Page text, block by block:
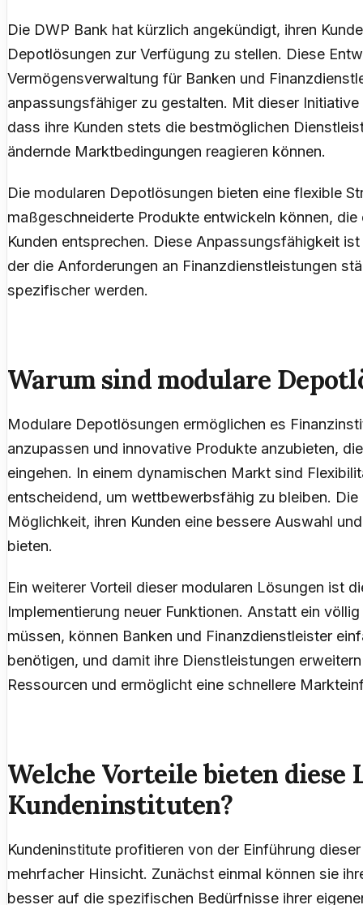
Die DWP Bank hat kürzlich angekündigt, ihren
Depotlösungen zur Verfügung zu stellen. Diese
Vermögensverwaltung für Banken und
anpassungsfähiger zu gestalten. Mit dieser
dass ihre Kunden stets die bestmöglichen
ändernde Marktbedingungen reagieren können.
Die modularen Depotlösungen bieten eine flexible
maßgeschneiderte Produkte entwickeln können,
Kunden entsprechen. Diese Anpassungsfähigkeit
der die Anforderungen an Finanzdienstleistungen
spezifischer werden.
Warum sind modulare
Modulare Depotlösungen ermöglichen es
anzupassen und innovative Produkte anzubieten,
eingehen. In einem dynamischen Markt sind
entscheidend, um wettbewerbsfähig zu bleiben. Die
Möglichkeit, ihren Kunden eine bessere Auswahl
bieten.
Ein weiterer Vorteil dieser modularen Lösungen ist
Implementierung neuer Funktionen. Anstatt ein
müssen, können Banken und Finanzdienstleister
benötigen, und damit ihre Dienstleistungen
Ressourcen und ermöglicht eine schnellere
Welche Vorteile bieten diese
Kundeninstituten?
Kundeninstitute profitieren von der Einführung
mehrfacher Hinsicht. Zunächst einmal können sie
besser auf die spezifischen Bedürfnisse ihrer